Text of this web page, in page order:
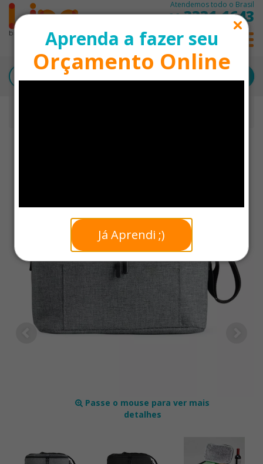
Aprenda a fazer seu
Orçamento Online
Já Aprendi ;)
Atendemos todo o Brasil
113331-1643
Passe o mouse para ver mais
detalhes